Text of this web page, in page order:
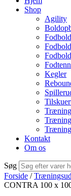
Shop
Agility
Kegler
Kontakt
Om os
Søg
Forside /
CONTRA 100 x